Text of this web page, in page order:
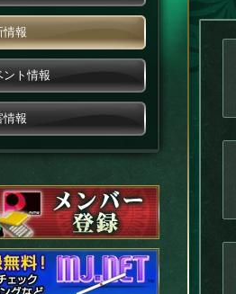
情報
ント情報
情報